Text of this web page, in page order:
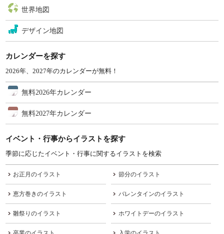
世界地図
デザイン地図
カレンダーを探す
2026年、2027年のカレンダーが無料！
無料2026年カレンダー
無料2027年カレンダー
イベント・行事からイラストを探す
季節に応じたイベント・行事に関するイラストを検索
お正月のイラスト 節分のイラスト
恵方巻きのイラスト バレンタインのイラスト
雛祭りのイラスト ホワイトデーのイラスト